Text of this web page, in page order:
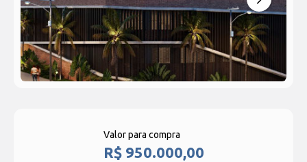
Valor para compra
R$ 950.000,00